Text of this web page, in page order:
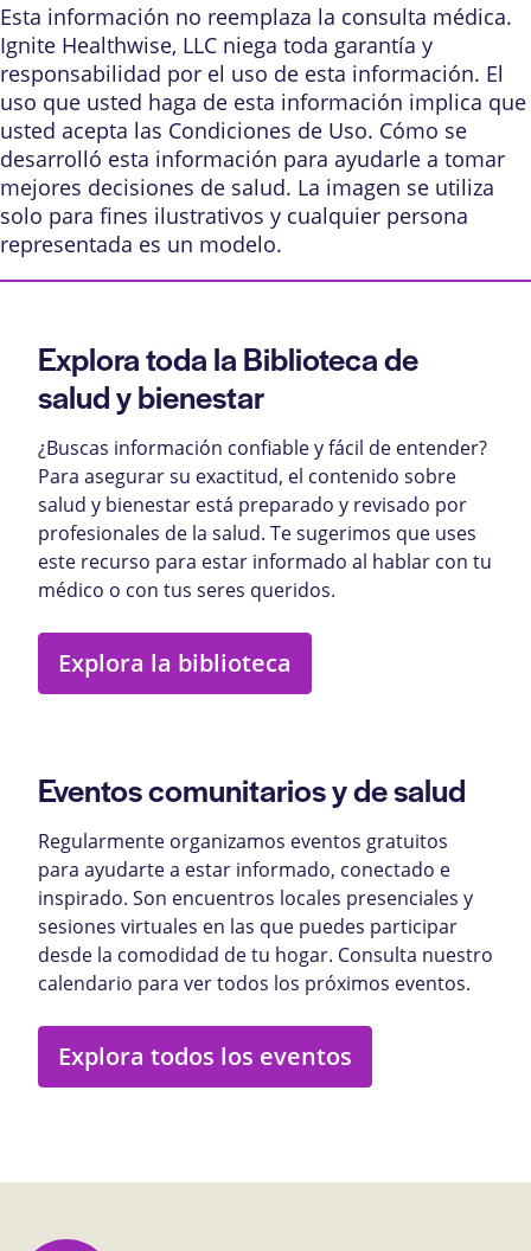
Esta información no reemplaza la consulta médica.
Ignite Healthwise, LLC niega toda garantía y
responsabilidad por el uso de esta información. El
uso que usted haga de esta información implica que
usted acepta las Condiciones de Uso. Cómo se
desarrolló esta información para ayudarle a tomar
mejores decisiones de salud. La imagen se utiliza
solo para fines ilustrativos y cualquier persona
representada es un modelo.
Explora toda la Biblioteca de
salud y bienestar
¿Buscas información confiable y fácil de entender?
Para asegurar su exactitud, el contenido sobre
salud y bienestar está preparado y revisado por
profesionales de la salud. Te sugerimos que uses
este recurso para estar informado al hablar con tu
médico o con tus seres queridos.
Explora la biblioteca
Eventos comunitarios y de salud
Regularmente organizamos eventos gratuitos
para ayudarte a estar informado, conectado e
inspirado. Son encuentros locales presenciales y
sesiones virtuales en las que puedes participar
desde la comodidad de tu hogar. Consulta nuestro
calendario para ver todos los próximos eventos.
Explora todos los eventos